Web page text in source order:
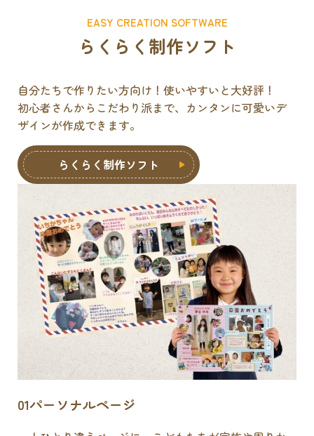
EASY CREATION SOFTWARE
らくらく制作ソフト
自分たちで作りたい方向け！使いやすいと大好評！
初心者さんからこだわり派まで、カンタンに可愛いデ
ザインが作成できます。
らくらく制作ソフト
01パーソナルページ